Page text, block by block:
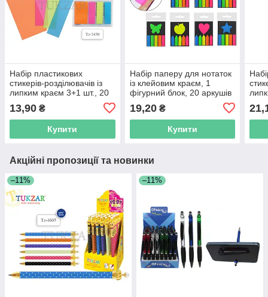
Набір пластикових
стикерів-розділювачів із
липким краєм 3+1 шт., 20
13,90 ₴
Купити
Набір паперу для нотаток
із клейовим краєм, 1
фігурний блок, 20 аркушів
19,20₴
Купити
Акційні пропозиції та новинки
–11% –11%